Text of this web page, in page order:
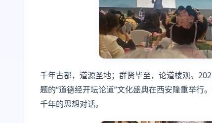
千年古都，道源圣地；群贤毕至，论道楼观。
题的“道德经开坛论道”文化盛典在西安隆重举行
千年的思想对话。